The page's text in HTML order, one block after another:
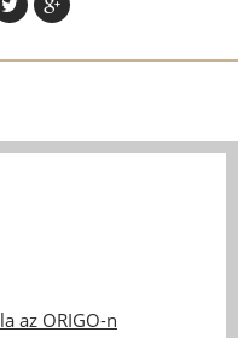
az ORIGO-n